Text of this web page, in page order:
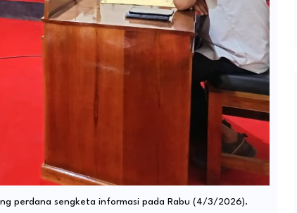
perdana sengketa informasi pada Rabu (4/3/2026).